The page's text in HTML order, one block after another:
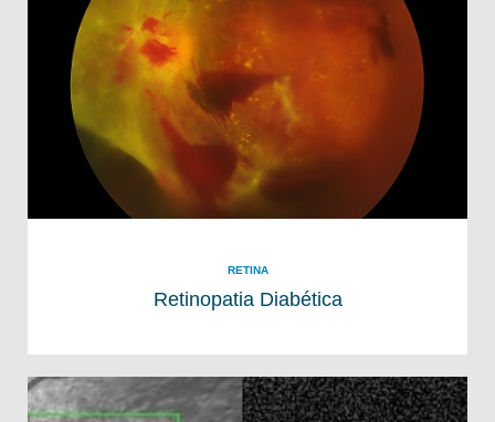
RETINA
Retinopatia Diabética